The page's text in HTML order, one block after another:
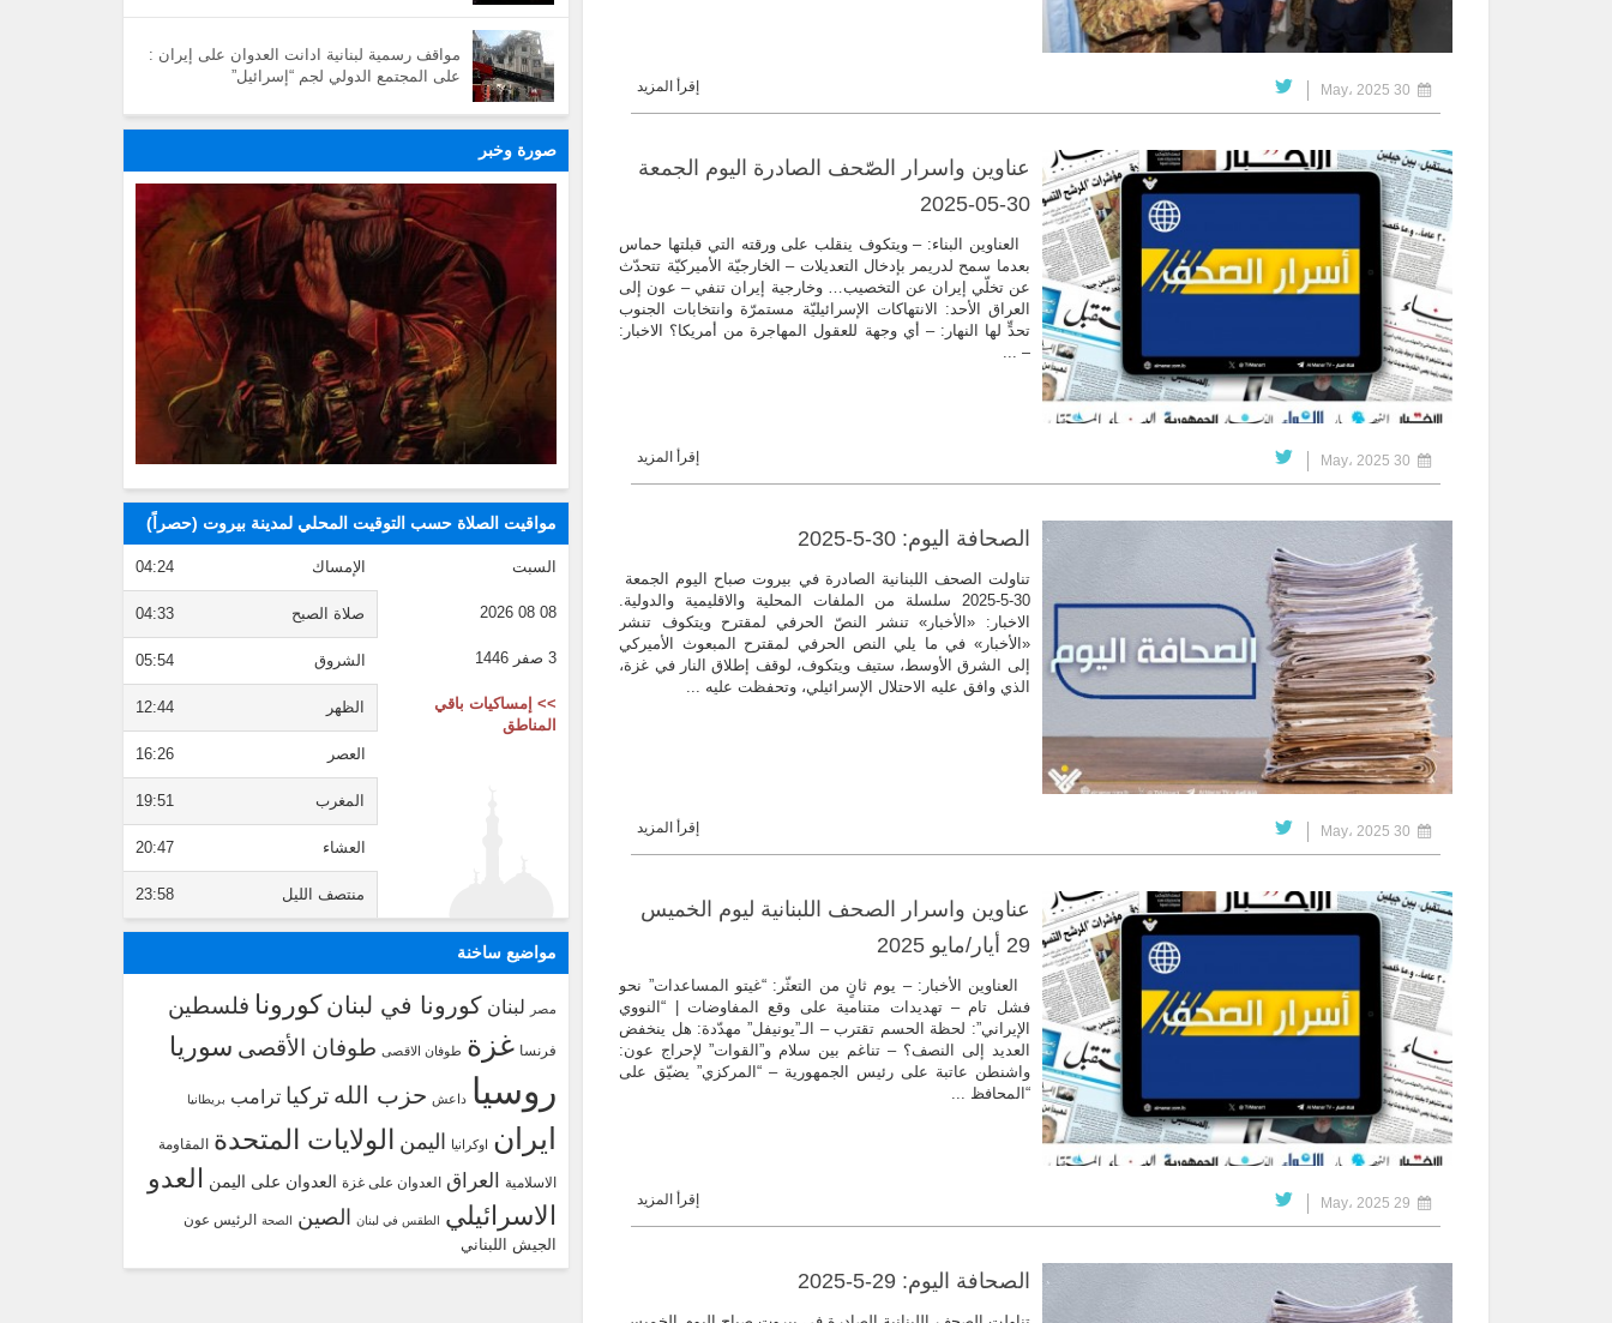
إقرأ المزيد
عناوين واسرار الصّحف الصادرة اليوم الجمعة
30-05-2025
العناوين البناء: – ويتكوف ينقلب على ورقته التي قبلتها حماس
بعدما سمح لدريمر بإدخال التعديلات – الخارجيّة الأميركيّة تتحدّث
عن تخلّي إيران عن التخصيب… وخارجية إيران تنفي – عون إلى
العراق الأحد: الانتهاكات الإسرائيليّة مستمرّة وانتخابات الجنوب
تحدٍّ لها النهار: – أي وجهة للعقول المهاجرة من أمريكا؟ الاخبار:
– ...
إقرأ المزيد
الصحافة اليوم: 30-5-2025
تناولت الصحف اللبنانية الصادرة في بيروت صباح اليوم الجمعة
30-5-2025 سلسلة من الملفات المحلية والاقليمية والدولية.
الاخبار: «الأخبار» تنشر النصّ الحرفي لمقترح ويتكوف تنشر
«الأخبار» في ما يلي النص الحرفي لمقترح المبعوث الأميركي
إلى الشرق الأوسط، ستيف ويتكوف، لوقف إطلاق النار في غزة،
الذي وافق عليه الاحتلال الإسرائيلي، وتحفظت عليه ...
إقرأ المزيد
عناوين واسرار الصحف اللبنانية ليوم الخميس
29 أيار/مايو 2025
العناوين الأخبار: – يوم ثانٍ من التعثّر: “غيتو المساعدات” نحو
فشل تام – تهديدات متنامية على وقع المفاوضات | “النووي
الإيراني”: لحظة الحسم تقترب – الـ”يونيفل” مهدّدة: هل ينخفض
العديد إلى النصف؟ – تناغم بين سلام و”القوات” لإحراج عون:
واشنطن عاتبة على رئيس الجمهورية – “المركزي” يضيّق على
“المحافظ ...
إقرأ المزيد
الصحافة اليوم: 29-5-2025
مواقف رسمية لبنانية ادانت العدوان على إيران :
على المجتمع الدولي لجم “إسرائيل”
صورة وخبر
مواقيت الصلاة حسب التوقيت المحلي لمدينة بيروت (حصراً)
السبت
08 08 2026
3 صفر 1446
>> إمساكيات باقي
المناطق
الإمساك 04:24
صلاة الصبح 04:33
الشروق 05:54
الظهر 12:44
العصر 16:26
المغرب 19:51
العشاء 20:47
منتصف الليل 23:58
مواضيع ساخنة
مصر لبنان كورونا في لبنان كورونا فلسطين
فرنسا غزة طوفان الاقصى طوفان الأقصى سوريا
روسيا داعش حزب الله تركيا ترامب بريطانيا
ايران اوكرانيا اليمن الولايات المتحدة المقاومة
الاسلامية العراق العدوان على غزة العدوان على اليمن العدو
الاسرائيلي الطقس في لبنان الصين الصحة الرئيس عون
الجيش اللبناني